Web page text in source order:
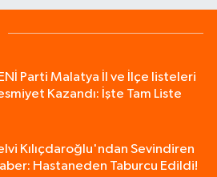
Parti Malatya İl ve İlçe listeleri
Kazandı: İşte Tam Liste
Kılıçdaroğlu'ndan Sevindiren
Hastaneden Taburcu Edildi!